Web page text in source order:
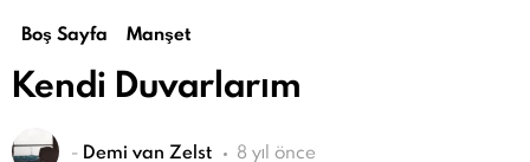
Boş Sayfa Manşet
Kendi Duvarlarım
- Demi van Zelst 8 yıl önce